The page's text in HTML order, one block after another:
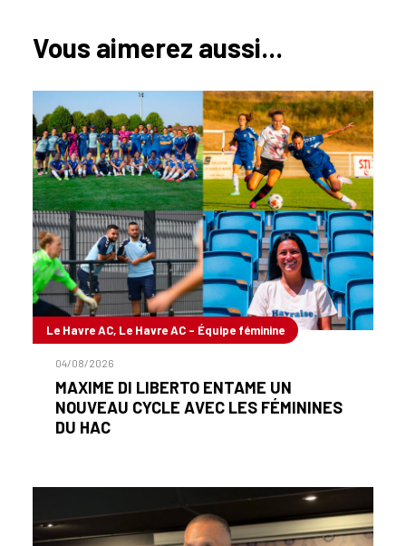
Vous aimerez aussi...
Le Havre AC, Le Havre AC - Équipe féminine
04/08/2026
MAXIME DI LIBERTO ENTAME UN
NOUVEAU CYCLE AVEC LES FÉMININES
DU HAC